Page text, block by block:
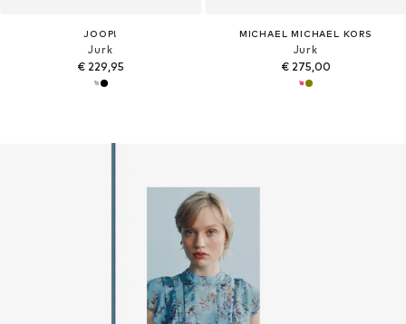
JOOP!
Jurk
€ 229,95
MICHAEL MICHAEL KORS
Jurk
€ 275,00